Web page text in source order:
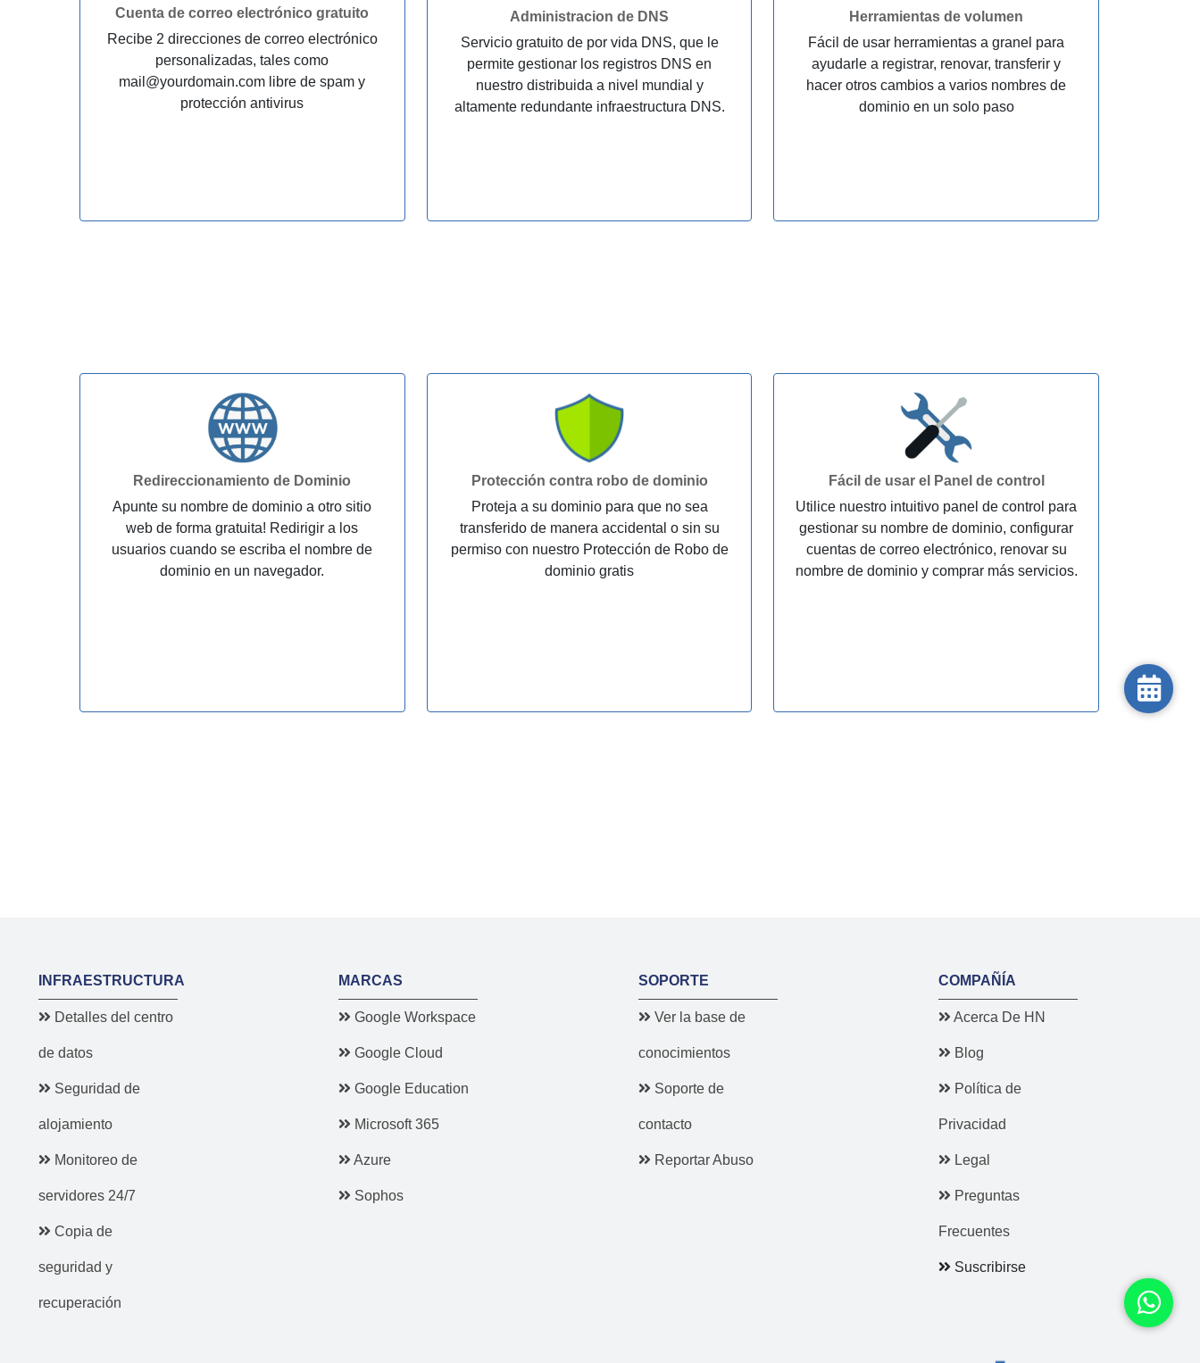
Cuenta de correo electrónico gratuito
Recibe 2 direcciones de correo electrónico
personalizadas, tales como
mail@yourdomain.com libre de spam y
protección antivirus
Administracion de DNS
Servicio gratuito de por vida DNS, que le
permite gestionar los registros DNS en
nuestro distribuida a nivel mundial y
altamente redundante infraestructura DNS.
Herramientas de volumen
Fácil de usar herramientas a granel para
ayudarle a registrar, renovar, transferir y
hacer otros cambios a varios nombres de
dominio en un solo paso
Redireccionamiento de Dominio
Apunte su nombre de dominio a otro sitio
web de forma gratuita! Redirigir a los
usuarios cuando se escriba el nombre de
dominio en un navegador.
Protección contra robo de dominio
Proteja a su dominio para que no sea
transferido de manera accidental o sin su
permiso con nuestro Protección de Robo de
dominio gratis
Fácil de usar el Panel de control
Utilice nuestro intuitivo panel de control para
gestionar su nombre de dominio, configurar
cuentas de correo electrónico, renovar su
nombre de dominio y comprar más servicios.
INFRAESTRUCTURA
Detalles del centro
de datos
Seguridad de
alojamiento
Monitoreo de
servidores 24/7
Copia de
seguridad y
recuperación
MARCAS
Google Workspace
Google Cloud
Google Education
Microsoft 365
Azure
Sophos
SOPORTE
Ver la base de
conocimientos
Soporte de
contacto
Reportar Abuso
COMPAÑÍA
Acerca De HN
Blog
Política de
Privacidad
Legal
Preguntas
Frecuentes
Suscribirse